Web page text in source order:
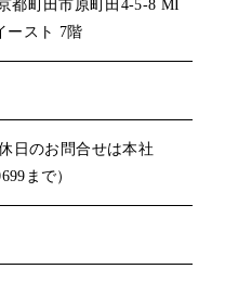
都町田市原町田4-5-8 MI
ースト 7階
日のお問合せは本社
まで）